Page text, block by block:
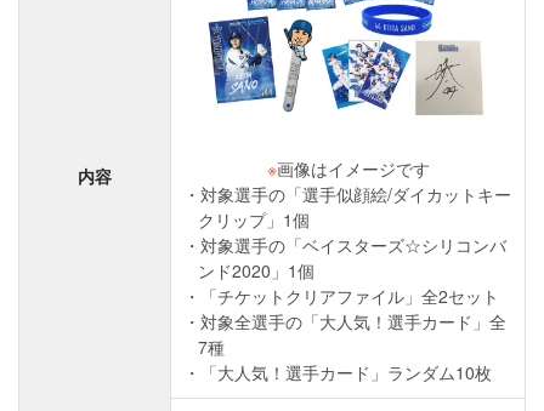
内容 ※画像はイメージです
対象選手の「選手似顔絵/ダイカットキー
クリップ」1個
対象選手の「ベイスターズ☆シリコンバ
ンド2020」1個
「チケットクリアファイル」全2セット
対象全選手の「大人気！選手カード」全
7種
「大人気！選手カード」ランダム10枚